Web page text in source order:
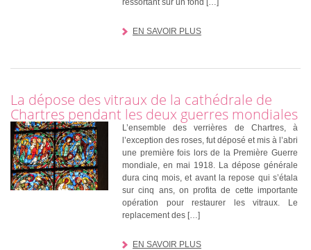
ressortant sur un fond […]
EN SAVOIR PLUS
La dépose des vitraux de la cathédrale de
Chartres pendant les deux guerres mondiales
L’ensemble des verrières de Chartres, à
l’exception des roses, fut déposé et mis à l’abri
une première fois lors de la Première Guerre
mondiale, en mai 1918. La dépose générale
dura cinq mois, et avant la repose qui s’étala
sur cinq ans, on profita de cette importante
opération pour restaurer les vitraux. Le
replacement des […]
EN SAVOIR PLUS